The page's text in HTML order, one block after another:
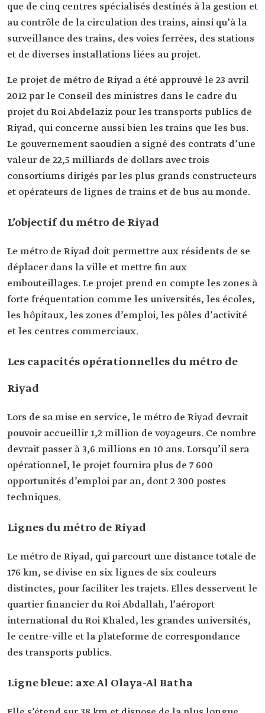
que de cinq centres spécialisés destinés à la gestion et
au contrôle de la circulation des trains, ainsi qu’à la
surveillance des trains, des voies ferrées, des stations
et de diverses installations liées au projet.
Le projet de métro de Riyad a été approuvé le 23 avril
2012 par le Conseil des ministres dans le cadre du
projet du Roi Abdelaziz pour les transports publics de
Riyad, qui concerne aussi bien les trains que les bus.
Le gouvernement saoudien a signé des contrats d’une
valeur de 22,5 milliards de dollars avec trois
consortiums dirigés par les plus grands constructeurs
et opérateurs de lignes de trains et de bus au monde.
L’objectif du métro de Riyad
Le métro de Riyad doit permettre aux résidents de se
déplacer dans la ville et mettre fin aux
embouteillages. Le projet prend en compte les zones à
forte fréquentation comme les universités, les écoles,
les hôpitaux, les zones d’emploi, les pôles d’activité
et les centres commerciaux.
Les capacités opérationnelles du métro de
Riyad
Lors de sa mise en service, le métro de Riyad devrait
pouvoir accueillir 1,2 million de voyageurs. Ce nombre
devrait passer à 3,6 millions en 10 ans. Lorsqu’il sera
opérationnel, le projet fournira plus de 7 600
opportunités d’emploi par an, dont 2 300 postes
techniques.
Lignes du métro de Riyad
Le métro de Riyad, qui parcourt une distance totale de
176 km, se divise en six lignes de six couleurs
distinctes, pour faciliter les trajets. Elles desservent le
quartier financier du Roi Abdallah, l’aéroport
international du Roi Khaled, les grandes universités,
le centre-ville et la plateforme de correspondance
des transports publics.
Ligne bleue: axe Al Olaya-Al Batha